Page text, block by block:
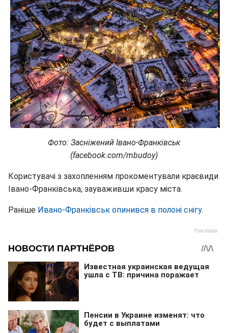
Фото: Засніжений Івано-Франківськ
(facebook.com/mbudoy)
Користувачі з захопленням прокоментували краєвиди
Івано-Франківська, зауваживши красу міста.
Раніше Ивано-Франківськ опинився в полоні снігу.